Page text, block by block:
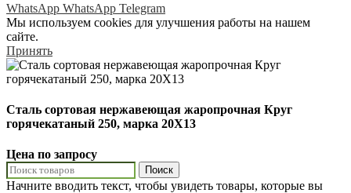
WhatsApp WhatsApp Telegram
Мы используем cookies для улучшения работы на нашем
сайте.
Принять
Сталь сортовая нержавеющая жаропрочная Круг
горячекатаный 250, марка 20Х13
Цена по запросу
Поиск
Начните вводить текст, чтобы увидеть товары, которые вы